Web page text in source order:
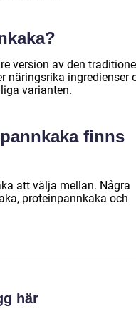
version av den
näringsrika ingredienser
varianten.
finns
att välja mellan. Några
proteinpannkaka och
här